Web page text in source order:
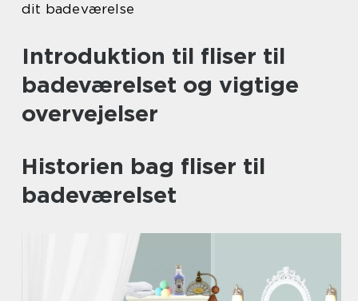
dit badeværelse
Introduktion til fliser til
badeværelset og vigtige
overvejelser
Historien bag fliser til
badeværelset